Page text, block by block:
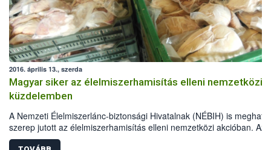
2016. április 13., szerda
Magyar siker az élelmiszerhamisítás elleni nemzetközi
küzdelemben
A Nemzeti Élelmiszerlánc-biztonsági Hivatalnak (NÉBIH) is
szerep jutott az élelmiszerhamisítás elleni nemzetközi akcióban. Az
„OPSON V.” művelet 2015 novembere és 2016 februárja között